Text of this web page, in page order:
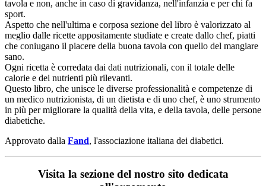
tavola e non, anche in caso di gravidanza, nell'infanzia e per chi fa
sport.
Aspetto che nell'ultima e corposa sezione del libro è valorizzato al
meglio dalle ricette appositamente studiate e create dallo chef, piatti
che coniugano il piacere della buona tavola con quello del mangiare
sano.
Ogni ricetta è corredata dai dati nutrizionali, con il totale delle
calorie e dei nutrienti più rilevanti.
Questo libro, che unisce le diverse professionalità e competenze di
un medico nutrizionista, di un dietista e di uno chef, è uno strumento
in più per migliorare la qualità della vita, e della tavola, delle persone
diabetiche.
Approvato dalla Fand, l'associazione italiana dei diabetici.
Visita la sezione del nostro sito dedicata